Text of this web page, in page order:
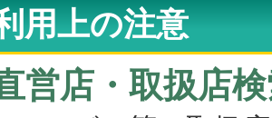
用上の注意
直営店・取扱店